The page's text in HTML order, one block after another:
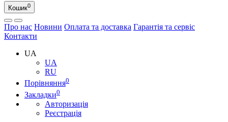
Кошик0
Про нас Новини Оплата та доставка Гарантія та сервіс
Контакти
UA
UA
RU
Порівняння0
Закладки0
Авторизація
Реєстрація